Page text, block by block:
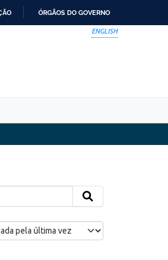
ÓRGÃOS DO GOVERNO
ENGLISH